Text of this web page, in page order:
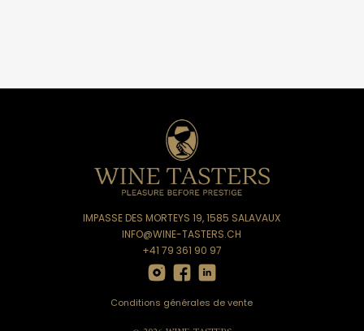
IMPASSE DES MORTEYS 19, 1585 SALAVAUX
INFO@WINE-TASTERS.CH
+41 79 361 90 97
Conditions générales de vente